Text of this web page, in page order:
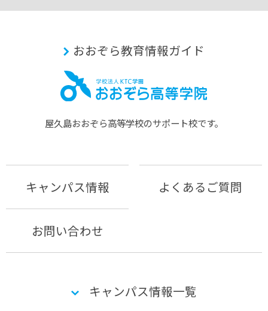
おおぞら教育情報ガイド
屋久島おおぞら⾼等学校のサポート校です。
キャンパス情報 よくあるご質問
お問い合わせ
キャンパス情報一覧